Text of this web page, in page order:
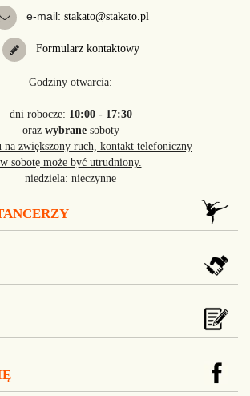
e-mail: stakato@stakato.pl
Formularz kontaktowy
Godziny otwarcia:
dni robocze: 10:00 - 17:30
oraz wybranesoboty
na zwiększony ruch, kontakt telefoniczny
w sobotę może być utrudniony.
niedziela: nieczynne